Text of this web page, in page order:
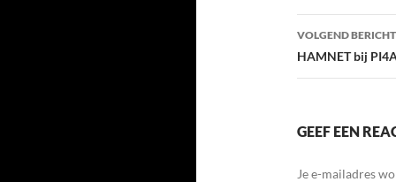
VOLGEND BERICHT
HAMNET bij
GEEF EEN
Je e-mailadres